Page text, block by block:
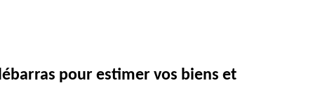
pour estimer vos biens et